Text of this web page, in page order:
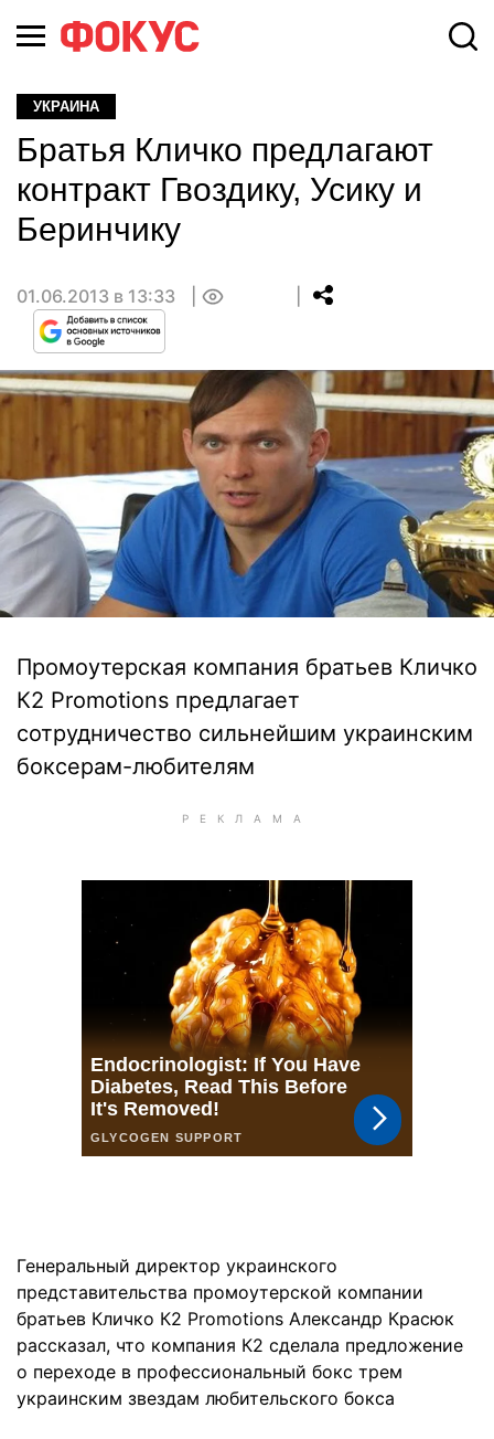
УКРАИНА
Братья Кличко предлагают
контракт Гвоздику, Усику и
Беринчику
01.06.2013 в 13:33
Промоутерская компания братьев Кличко
К2 Promotions предлагает
сотрудничество сильнейшим украинским
боксерам-любителям
Генеральный директор украинского
представительства промоутерской компании
братьев Кличко К2 Promotions Александр Красюк
рассказал, что компания К2 сделала предложение
о переходе в профессиональный бокс трем
украинским звездам любительского бокса